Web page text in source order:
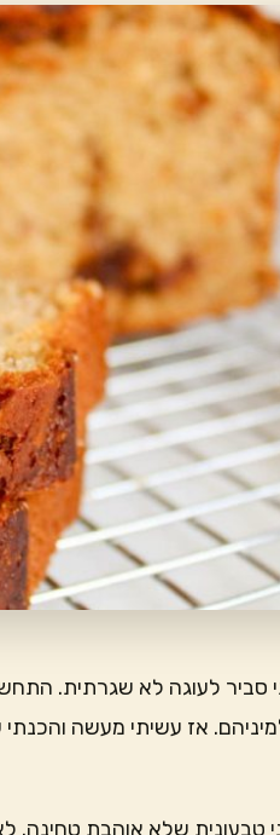
לעוגה לא שגרתית.
אז עשיתי מעשה
טבעונית שלא אוהבת